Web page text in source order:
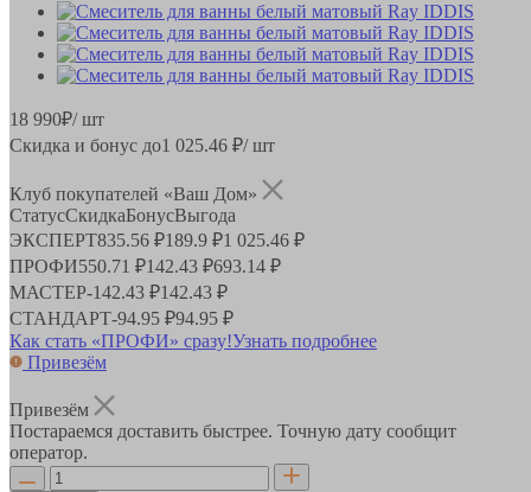
18 990₽/ шт
Скидка и бонус до1 025.46 ₽/ шт
Клуб покупателей «Ваш Дом»
СтатусСкидкаБонусВыгода
ЭКСПЕРТ835.56 ₽189.9 ₽1 025.46 ₽
ПРОФИ550.71 ₽142.43 ₽693.14 ₽
МАСТЕР-142.43 ₽142.43 ₽
СТАНДАРТ-94.95 ₽94.95 ₽
Как стать «ПРОФИ» сразу!Узнать подробнее
Привезём
Привезём
Постараемся доставить быстрее. Точную дату сообщит
оператор.